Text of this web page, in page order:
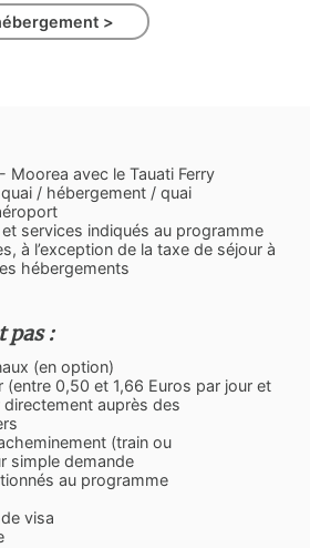
>
Moorea avec le Tauati Ferry
/ hébergement / quai
services indiqués au programme
à l’exception de la taxe de séjour à
hébergements
pas :
(en option)
(entre 0,50 et 1,66 Euros par jour et
auprès des
(train ou
simple demande
au programme
visa